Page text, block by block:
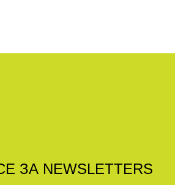
ЗА NEWSLETTERS